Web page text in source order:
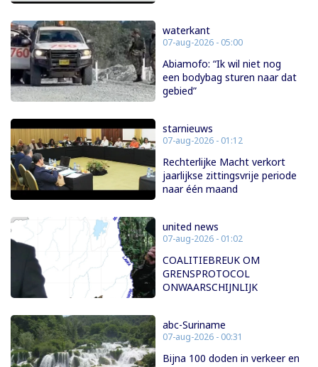
waterkant
07-aug-2026 - 05:00
Abiamofo: “Ik wil niet nog
een bodybag sturen naar dat
gebied”
starnieuws
07-aug-2026 - 01:12
Rechterlijke Macht verkort
jaarlijkse zittingsvrije periode
naar één maand
united news
07-aug-2026 - 01:02
COALITIEBREUK OM
GRENSPROTOCOL
ONWAARSCHIJNLIJK
abc-Suriname
07-aug-2026 - 00:31
Bijna 100 doden in verkeer en